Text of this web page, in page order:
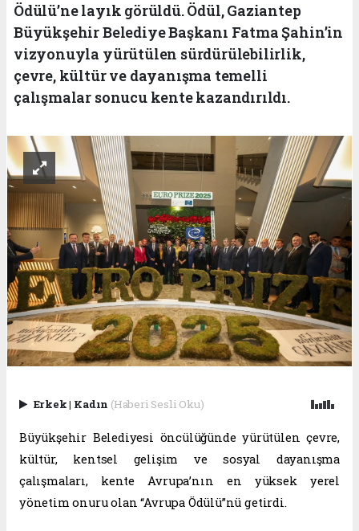
Ödülü’ne layık görüldü. Ödül, Gaziantep
Büyükşehir Belediye Başkanı Fatma Şahin’in
vizyonuyla yürütülen sürdürülebilirlik,
çevre, kültür ve dayanışma temelli
çalışmalar sonucu kente kazandırıldı.
Erkek| Kadın (Haberi Sesli Oku)
Büyükşehir Belediyesi öncülüğünde yürütülen çevre,
kültür, kentsel gelişim ve sosyal dayanışma
çalışmaları, kente Avrupa’nın en yüksek yerel
yönetim onuru olan “Avrupa Ödülü”nü getirdi.